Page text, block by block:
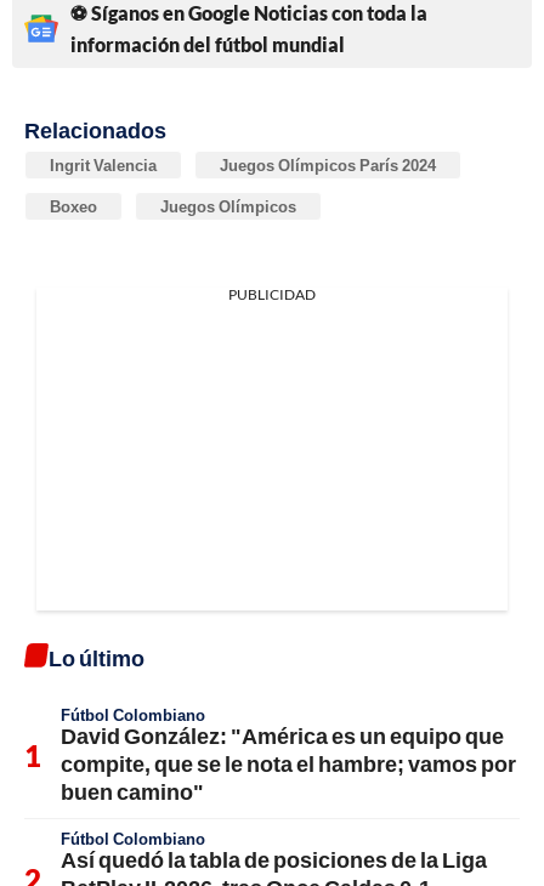
⚽ Síganos en Google Noticias con toda la
información del fútbol mundial
Relacionados
Ingrit Valencia Juegos Olímpicos París 2024
Boxeo Juegos Olímpicos
PUBLICIDAD
Lo último
Fútbol Colombiano
David González: "América es un equipo que
compite, que se le nota el hambre; vamos por
buen camino"
Fútbol Colombiano
Así quedó la tabla de posiciones de la Liga